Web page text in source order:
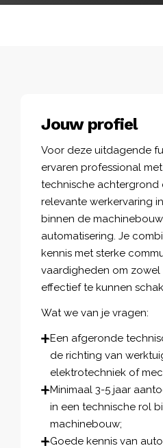
Jouw profiel
Voor deze uitdagende
ervaren professional
technische achtergrond
relevante werkervaring
binnen de
automatisering. Je
kennis met sterke
vaardigheden om zowel
effectief te kunnen
Wat we van je vragen:
Een afgeronde
de richting van
elektrotechniek of
Minimaal 3-5 jaar
in een technische rol
machinebouw;
Goede kennis van